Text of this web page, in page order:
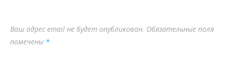
Ваш адрес email не будет опубликован. Обязательные поля
помечены *